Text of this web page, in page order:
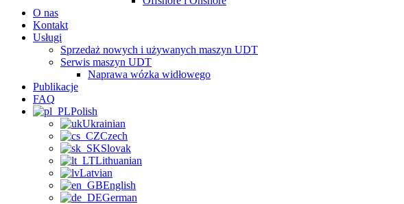
O nas
Kontakt
Usługi
Sprzedaż nowych i używanych maszyn UDT
Serwis maszyn UDT
Naprawa wózka widłowego
Publikacje
FAQ
Polish
Ukrainian
Czech
Slovak
Lithuanian
Latvian
English
German